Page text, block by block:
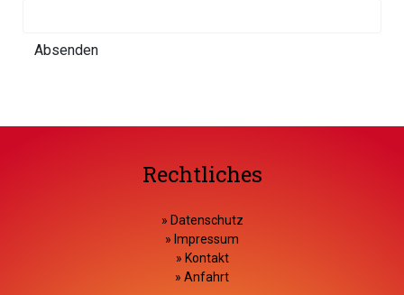
Absenden
Rechtliches
» Datenschutz
» Impressum
» Kontakt
» Anfahrt